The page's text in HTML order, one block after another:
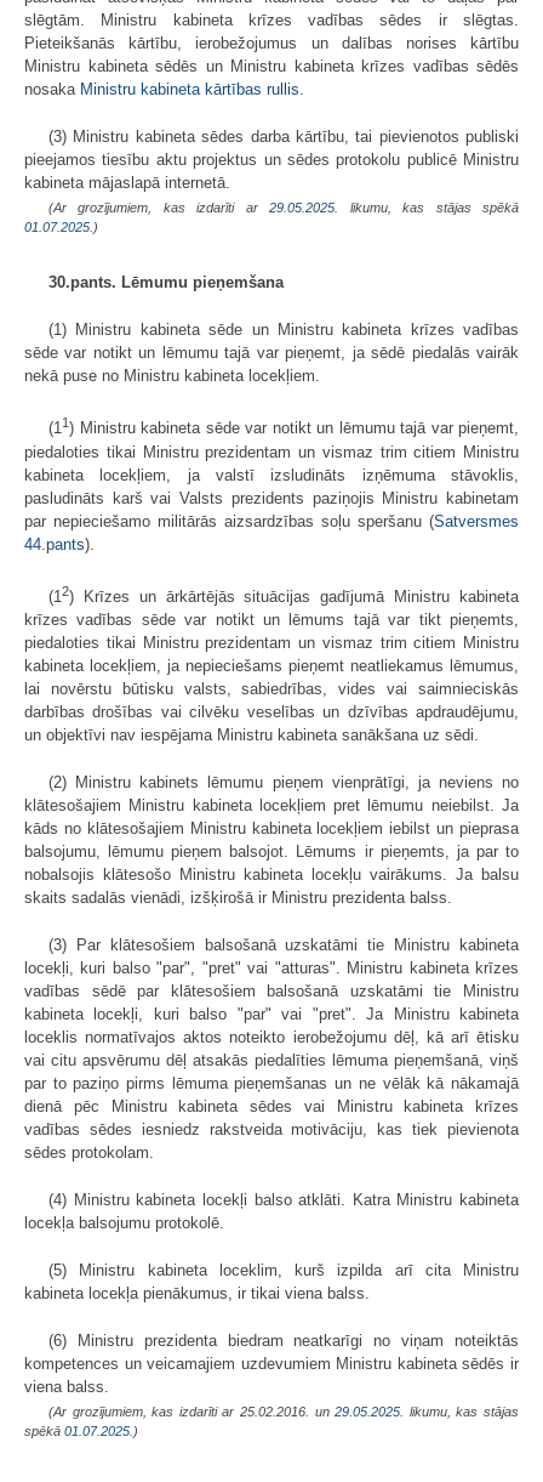
slēgtām. Ministru kabineta krīzes vadības sēdes ir slēgtas.
Pieteikšanās kārtību, ierobežojumus un dalības norises kārtību
Ministru kabineta sēdēs un Ministru kabineta krīzes vadības sēdēs
nosaka Ministru kabineta kārtības rullis.
(3) Ministru kabineta sēdes darba kārtību, tai pievienotos publiski
pieejamos tiesību aktu projektus un sēdes protokolu publicē Ministru
kabineta mājaslapā internetā.
(Ar grozījumiem, kas izdarīti ar29.05.2025 . likumu, kas stājas spēkā
01.07.2025. )
30.pants. Lēmumu pieņemšana
(1) Ministru kabineta sēde un Ministru kabineta krīzes vadības
sēde var notikt un lēmumu tajā var pieņemt, ja sēdē piedalās vairāk
nekā puse no Ministru kabineta locekļiem.
(11 ) Ministru kabineta sēde var notikt un lēmumu tajā var pieņemt,
piedaloties tikai Ministru prezidentam un vismaz trim citiem Ministru
kabineta locekļiem, ja valstī izsludināts izņēmuma stāvoklis,
pasludināts karš vai Valsts prezidents paziņojis Ministru kabinetam
par nepieciešamo militārās aizsardzības soļu speršanu (Satversmes
44.pants).
(12) Krīzes un ārkārtējās situācijas gadījumā Ministru kabineta
krīzes vadības sēde var notikt un lēmums tajā var tikt pieņemts,
piedaloties tikai Ministru prezidentam un vismaz trim citiem Ministru
kabineta locekļiem, ja nepieciešams pieņemt neatliekamus lēmumus,
lai novērstu būtisku valsts, sabiedrības, vides vai saimnieciskās
darbības drošības vai cilvēku veselības un dzīvības apdraudējumu,
un objektīvi nav iespējama Ministru kabineta sanākšana uz sēdi.
(2) Ministru kabinets lēmumu pieņem vienprātīgi, ja neviens no
klātesošajiem Ministru kabineta locekļiem pret lēmumu neiebilst. Ja
kāds no klātesošajiem Ministru kabineta locekļiem iebilst un pieprasa
balsojumu, lēmumu pieņem balsojot. Lēmums ir pieņemts, ja par to
nobalsojis klātesošo Ministru kabineta locekļu vairākums. Ja balsu
skaits sadalās vienādi, izšķirošā ir Ministru prezidenta balss.
(3) Par klātesošiem balsošanā uzskatāmi tie Ministru kabineta
locekļi, kuri balso "par", "pret" vai "atturas". Ministru kabineta krīzes
vadības sēdē par klātesošiem balsošanā uzskatāmi tie Ministru
kabineta locekļi, kuri balso "par" vai "pret". Ja Ministru kabineta
loceklis normatīvajos aktos noteikto ierobežojumu dēļ, kā arī ētisku
vai citu apsvērumu dēļ atsakās piedalīties lēmuma pieņemšanā, viņš
par to paziņo pirms lēmuma pieņemšanas un ne vēlāk kā nākamajā
dienā pēc Ministru kabineta sēdes vai Ministru kabineta krīzes
vadības sēdes iesniedz rakstveida motivāciju, kas tiek pievienota
sēdes protokolam.
(4) Ministru kabineta locekļi balso atklāti. Katra Ministru kabineta
locekļa balsojumu protokolē.
(5) Ministru kabineta loceklim, kurš izpilda arī cita Ministru
kabineta locekļa pienākumus, ir tikai viena balss.
(6) Ministru prezidenta biedram neatkarīgi no viņam noteiktās
kompetences un veicamajiem uzdevumiem Ministru kabineta sēdēs ir
viena balss.
(Ar grozījumiem, kas izdarīti ar 25.02.2016. un29.05.2025 . likumu, kas stājas
spēkā 01.07.2025. )